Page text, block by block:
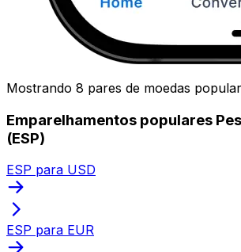
Mostrando 8 pares de moedas
Emparelhamentos populares
(ESP)
ESP para USD
ESP para EUR